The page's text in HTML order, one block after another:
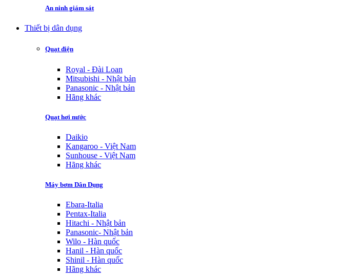
An ninh giám sát
Thiết bị dân dụng
Quạt điện
Royal - Đài Loan
Mitsubishi - Nhật bản
Panasonic - Nhật bản
Hãng khác
Quạt hơi nước
Daikio
Kangaroo - Việt Nam
Sunhouse - Việt Nam
Hãng khác
Máy bơm Dân Dụng
Ebara-Italia
Pentax-Italia
Hitachi - Nhật bản
Panasonic- Nhật bản
Wilo - Hàn quốc
Hanil - Hàn quốc
Shinil - Hàn quốc
Hãng khác